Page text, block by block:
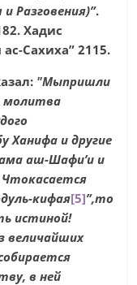
Разговения)”.
Хадис
Сахиха” 2115.
"Мыпришли
молитва
Ханифа и другие
аш-Шафи’и и
Чтокасается
кифая[5]”,то
истиной!
величайших
в ней